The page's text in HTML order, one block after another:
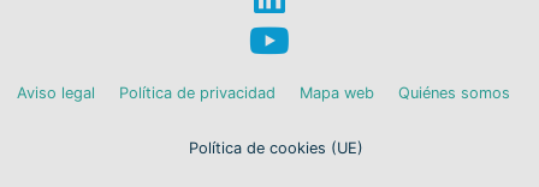
Aviso legal Política de privacidad Mapa web Quiénes somos
Política de cookies (UE)